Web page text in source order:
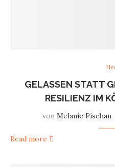
GELASSEN STATT
RESILIENZ IM
von Melanie Pischan
Read more